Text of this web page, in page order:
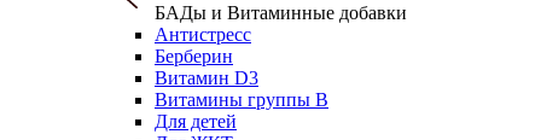
БАДы и Витаминные добавки
Антистресс
Берберин
Витамин D3
Витамины группы B
Для детей